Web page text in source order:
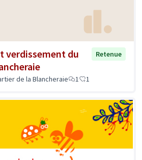
verdissement du
Retenue
de la Blancheraie 1 1